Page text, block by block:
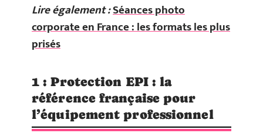
Lire également :Séances photo
corporate en France : les formats les plus
prisés
1 : Protection EPI : la
référence française pour
l’équipement professionnel